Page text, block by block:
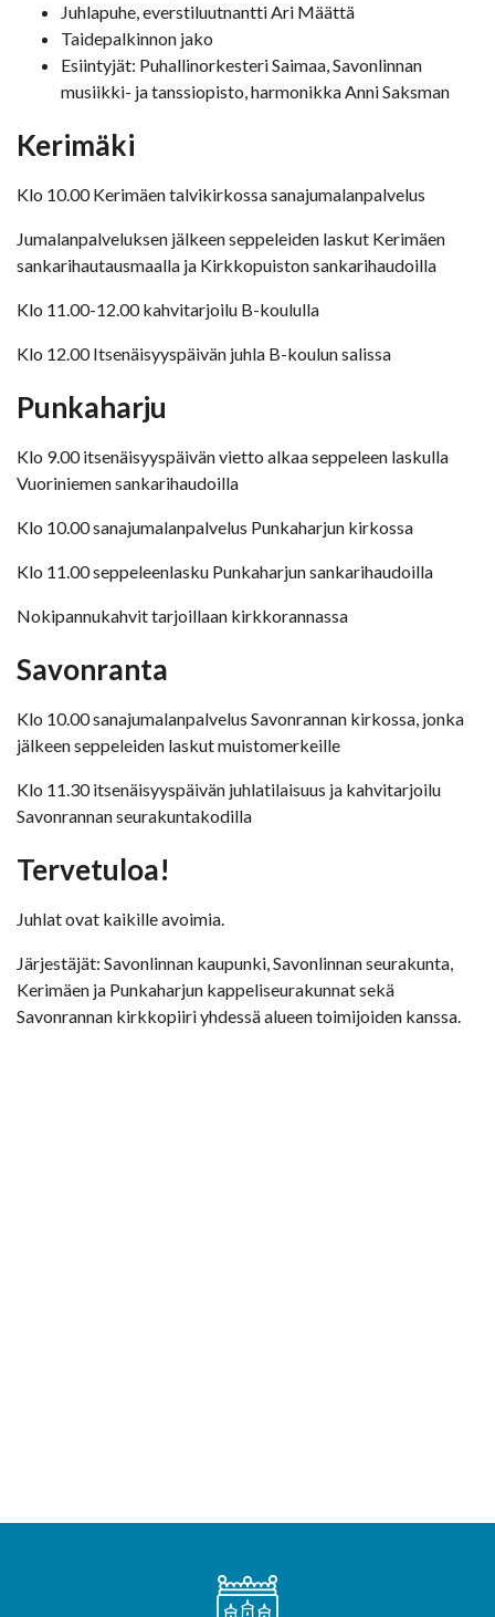
Juhlapuhe, everstiluutnantti Ari Määttä
Taidepalkinnon jako
Esiintyjät: Puhallinorkesteri Saimaa, Savonlinnan
musiikki- ja tanssiopisto, harmonikka Anni Saksman
Kerimäki
Klo 10.00 Kerimäen talvikirkossa sanajumalanpalvelus
Jumalanpalveluksen jälkeen seppeleiden laskut Kerimäen
sankarihautausmaalla ja Kirkkopuiston sankarihaudoilla
Klo 11.00-12.00 kahvitarjoilu B-koululla
Klo 12.00 Itsenäisyyspäivän juhla B-koulun salissa
Punkaharju
Klo 9.00 itsenäisyyspäivän vietto alkaa seppeleen laskulla
Vuoriniemen sankarihaudoilla
Klo 10.00 sanajumalanpalvelus Punkaharjun kirkossa
Klo 11.00 seppeleenlasku Punkaharjun sankarihaudoilla
Nokipannukahvit tarjoillaan kirkkorannassa
Savonranta
Klo 10.00 sanajumalanpalvelus Savonrannan kirkossa, jonka
jälkeen seppeleiden laskut muistomerkeille
Klo 11.30 itsenäisyyspäivän juhlatilaisuus ja kahvitarjoilu
Savonrannan seurakuntakodilla
Tervetuloa!
Juhlat ovat kaikille avoimia.
Järjestäjät: Savonlinnan kaupunki, Savonlinnan seurakunta,
Kerimäen ja Punkaharjun kappeliseurakunnat sekä
Savonrannan kirkkopiiri yhdessä alueen toimijoiden kanssa.